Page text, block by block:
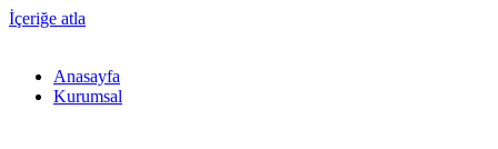
İçeriğe atla
Anasayfa
Kurumsal